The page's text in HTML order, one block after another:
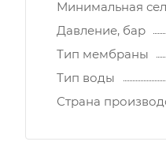
Минимальная
Давление, бар
Тип мембраны
Тип воды
Страна